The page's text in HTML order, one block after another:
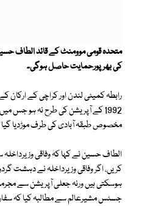
متحدہ قومی موومنٹ کے قائد الطاف
کی بھرپورحمایت حاصل ہوگی۔
رابطہ کمیٹی لندن اور کراچی کے ارکان
مخصوص طبقہ آبادی کی طرف موڑدیا گیا تھا، اگر ایساہی اس مرتبہ بھی
الطاف حسین نے کہا کہ وفاقی
کریں، اگر وفاقی وزیرداخلہ نے دہشت
ہوسکتی ہیں ورنہ جعلی آپریشن سے
جسٹس مشیرعالم سے مطالبہ کیا کہ